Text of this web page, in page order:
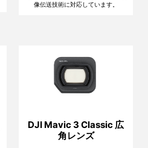
像伝送技術に対応しています。
DJI Mavic 3 Classic 広
角レンズ